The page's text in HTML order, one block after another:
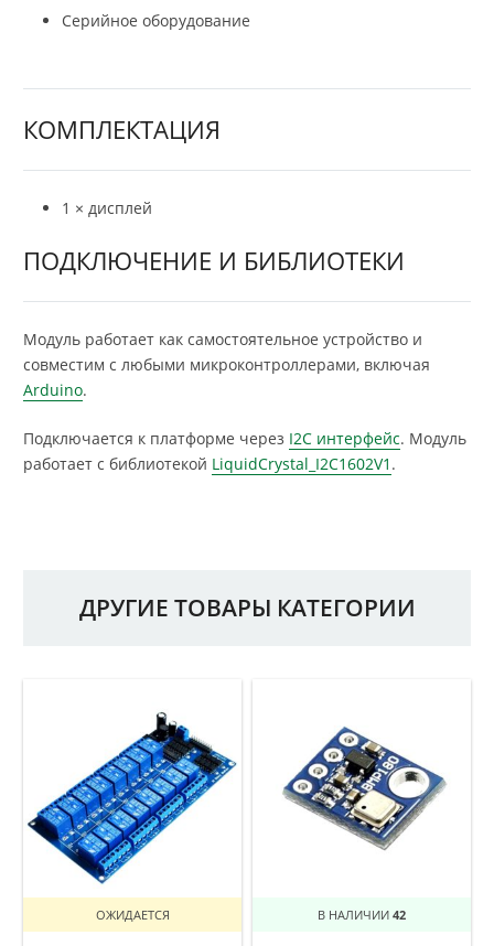
Серийное оборудование
КОМПЛЕКТАЦИЯ
1 × дисплей
ПОДКЛЮЧЕНИЕ И БИБЛИОТЕКИ
Модуль работает как самостоятельное устройство и
совместим с любыми микроконтроллерами, включая
Arduino.
Подключается к платформе через I2C интерфейс. Модуль
работает с библиотекой LiquidCrystal_I2C1602V1 .
ДРУГИЕ ТОВАРЫ КАТЕГОРИИ
ОЖИДАЕТСЯ В НАЛИЧИИ 42